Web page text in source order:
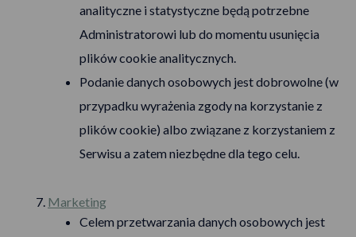
analityczne i statystyczne będą potrzebne
Administratorowi lub do momentu usunięcia
plików cookie analitycznych.
Podanie danych osobowych jest dobrowolne (w
przypadku wyrażenia zgody na korzystanie z
plików cookie) albo związane z korzystaniem z
Serwisu a zatem niezbędne dla tego celu.
Marketing
Celem przetwarzania danych osobowych jest